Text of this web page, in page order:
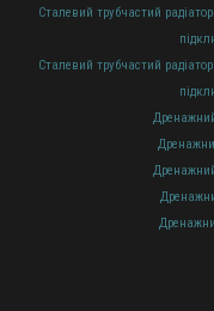
Сталевий трубчастий
Сталевий трубчастий